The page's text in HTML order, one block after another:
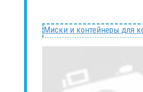
Миски и контейнеры для